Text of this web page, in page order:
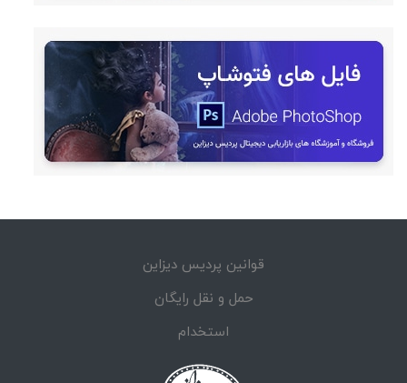
قوانین پردیس دیزاین
حمل و نقل رایگان
استخدام